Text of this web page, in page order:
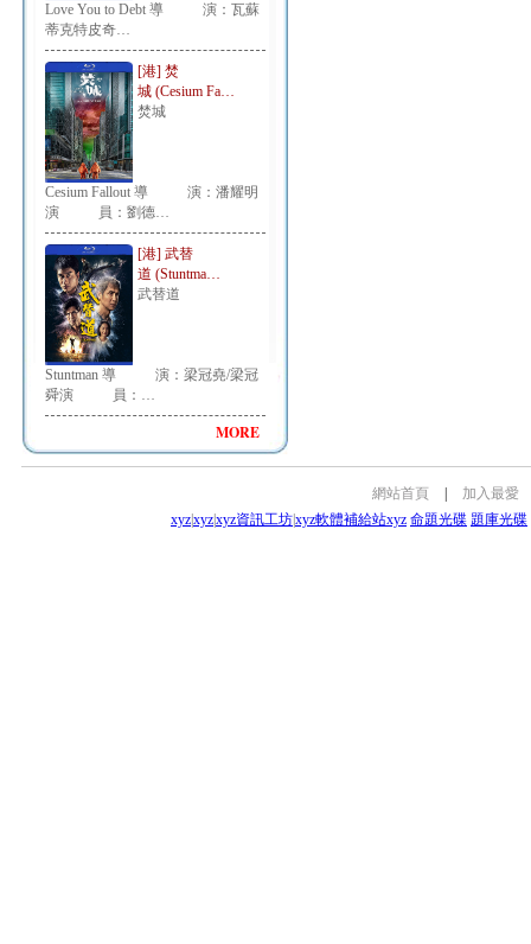
Love You to Debt 導 演：瓦蘇
蒂克特皮奇…
[港] 焚
城 (Cesium Fa…
焚城
Cesium Fallout 導 演：潘耀明
演 員：劉德…
[港] 武替
道 (Stuntma…
武替道
Stuntman 導 演：梁冠堯/梁冠
舜演 員：…
MORE
網站首頁
加入最愛
xyzxyzxyz資訊工坊xyz軟體補給站xyz 命題光碟 題庫光碟